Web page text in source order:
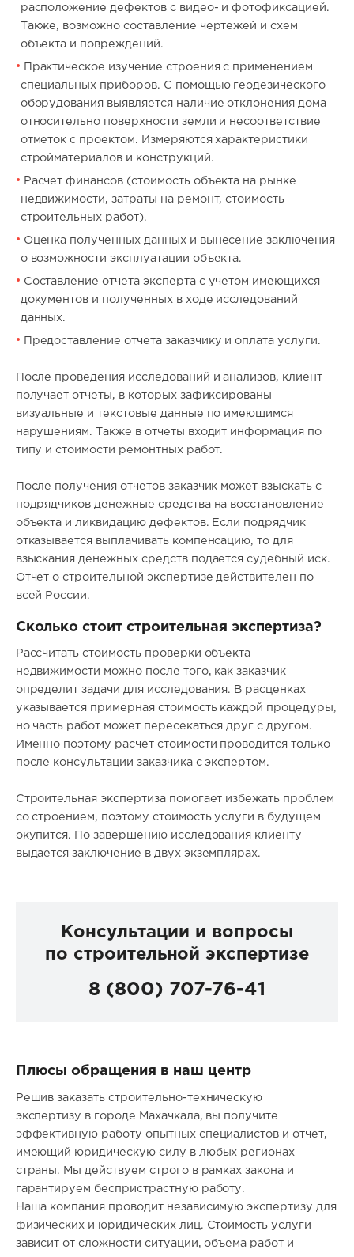
расположение дефектов с видео- и фотофиксацией.
Также, возможно составление чертежей и схем
объекта и повреждений.
Практическое изучение строения с применением
специальных приборов. С помощью геодезического
оборудования выявляется наличие отклонения дома
относительно поверхности земли и несоответствие
отметок с проектом. Измеряются характеристики
стройматериалов и конструкций.
Расчет финансов (стоимость объекта на рынке
недвижимости, затраты на ремонт, стоимость
строительных работ).
Оценка полученных данных и вынесение заключения
о возможности эксплуатации объекта.
Составление отчета эксперта с учетом имеющихся
документов и полученных в ходе исследований
данных.
Предоставление отчета заказчику и оплата услуги.
После проведения исследований и анализов, клиент
получает отчеты, в которых зафиксированы
визуальные и текстовые данные по имеющимся
нарушениям. Также в отчеты входит информация по
типу и стоимости ремонтных работ.
После получения отчетов заказчик может взыскать с
подрядчиков денежные средства на восстановление
объекта и ликвидацию дефектов. Если подрядчик
отказывается выплачивать компенсацию, то для
взыскания денежных средств подается судебный иск.
Отчет о строительной экспертизе действителен по
всей России.
Сколько стоит строительная экспертиза?
Рассчитать стоимость проверки объекта
недвижимости можно после того, как заказчик
определит задачи для исследования. В расценках
указывается примерная стоимость каждой процедуры,
но часть работ может пересекаться друг с другом.
Именно поэтому расчет стоимости проводится только
после консультации заказчика сэкспертом.
Строительная экспертиза помогает избежать проблем
со строением, поэтому стоимость услуги в будущем
окупится. По завершению исследования клиенту
выдается заключение в двух экземплярах.
Консультации и вопросы
по строительной экспертизе
8 (800) 707-76-41
Плюсы обращения в наш центр
Решив заказать строительно-техническую
экспертизу в городе Махачкала, вы получите
эффективную работу опытных специалистов и отчет,
имеющий юридическую силу в любых регионах
страны. Мы действуем строго в рамках закона и
гарантируем беспристрастную работу.
Наша компания проводит независимую экспертизу для
физических и юридических лиц. Стоимость услуги
зависит от сложности ситуации, объема работ и